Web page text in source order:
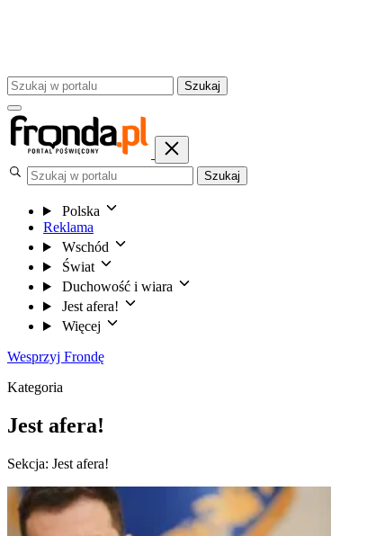
Szukaj
Szukaj
Polska
Reklama
Wschód
Świat
Duchowość i wiara
Jest afera!
Więcej
Wesprzyj Frondę
Kategoria
Jest afera!
Sekcja: Jest afera!